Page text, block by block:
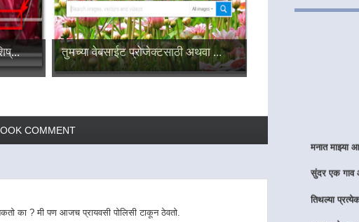
तुमच्या वेबसाईट प्रोजेक्टसाठी अथवा ...
COMMENT
का ? मी पण आजच प्रायवसी पोलिसी टाकून ठेवतो.